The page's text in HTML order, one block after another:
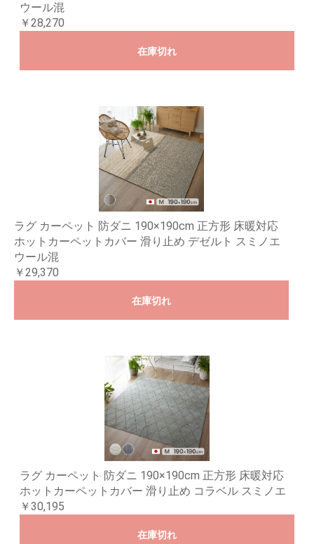
ウール混
￥28,270
在庫切れ
ラグ カーペット 防ダニ 190×190cm 正方形 床暖対応
ホットカーペットカバー 滑り止め デゼルト スミノエ
ウール混
￥29,370
在庫切れ
ラグ カーペット 防ダニ 190×190cm 正方形 床暖対応
ホットカーペットカバー 滑り止め コラベル スミノエ
￥30,195
在庫切れ